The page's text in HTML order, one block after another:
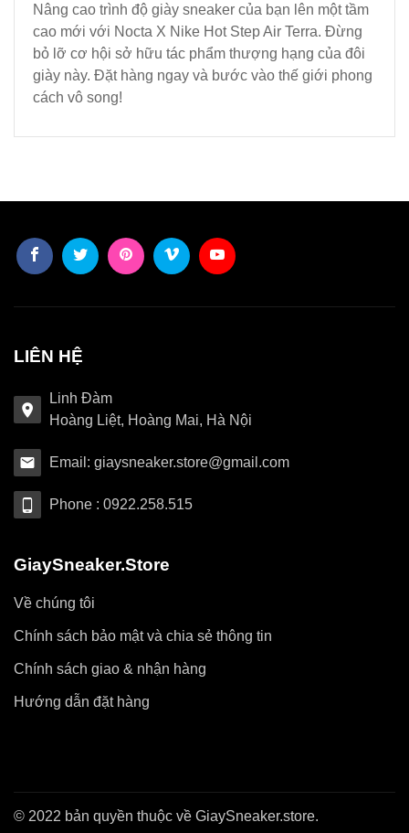
Nâng cao trình độ giày sneaker của bạn lên một tầm
cao mới với Nocta X Nike Hot Step Air Terra. Đừng
bỏ lỡ cơ hội sở hữu tác phẩm thượng hạng của đôi
giày này. Đặt hàng ngay và bước vào thế giới phong
cách vô song!
LIÊN HỆ
Linh Đàm
Hoàng Liệt, Hoàng Mai, Hà Nội
Email: giaysneaker.store@gmail.com
Phone : 0922.258.515
GiaySneaker.Store
Về chúng tôi
Chính sách bảo mật và chia sẻ thông tin
Chính sách giao & nhận hàng
Hướng dẫn đặt hàng
© 2022 bản quyền thuộc về GiaySneaker.store.